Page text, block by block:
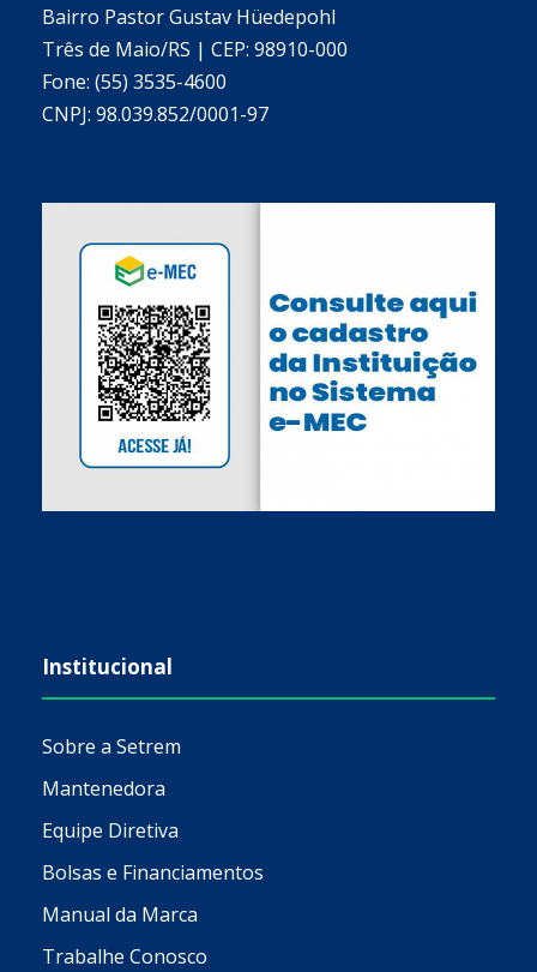
Bairro Pastor Gustav Hüedepohl
Três de Maio/RS | CEP: 98910-000
Fone: (55) 3535-4600
CNPJ: 98.039.852/0001-97
Institucional
Sobre a Setrem
Mantenedora
Equipe Diretiva
Bolsas e Financiamentos
Manual da Marca
Trabalhe Conosco